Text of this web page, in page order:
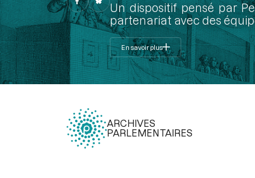
Un dispositif pensé par
partenariat avec des
En savoir plus
ARCHIVES
PARLEMENTAIRES